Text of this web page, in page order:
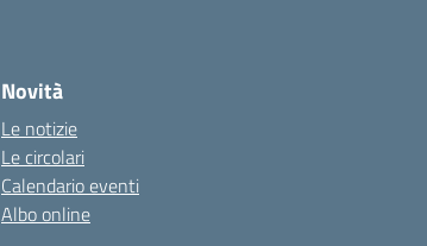
Novità
Le notizie
Le circolari
Calendario eventi
Albo online